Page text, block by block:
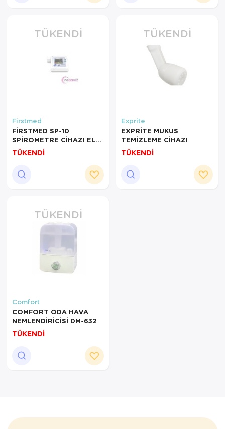
TÜKENDI
Firstmed
FİRSTMED SP-10
SPİROMETRE CİHAZI EL
TİPİ
TÜKENDİ
TÜKENDI
Exprite
EXPRİTE MUKUS
TEMİZLEME CİHAZI
TÜKENDİ
TÜKENDI
Comfort
COMFORT ODA HAVA
NEMLENDİRİCİSİ DM-632
TÜKENDİ